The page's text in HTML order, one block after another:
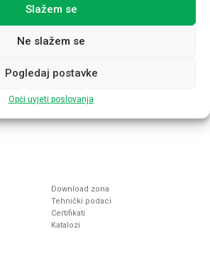
Slažem se
Ne slažem se
Pogledaj postavke
Opći uvjeti poslovanja
i trgovina
Zagreb, Lukoranska 2
www.nabla-plus.hr
nabla@nabla-plus.hr
Download zona
Tehnički podaci
Certifikati
Katalozi